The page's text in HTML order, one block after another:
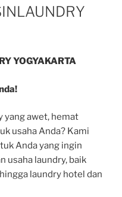
YOGYAKARTA
yang awet, hemat
usaha Anda? Kami
Anda yang ingin
usaha laundry, baik
laundry hotel dan